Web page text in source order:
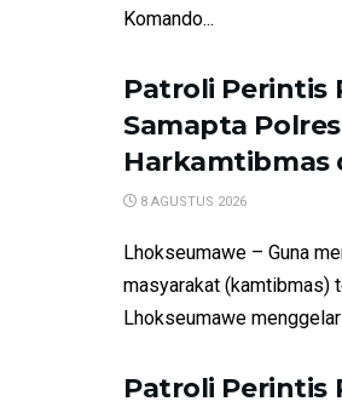
Komando...
Patroli Perintis
Samapta
Harkamtibmas
8 AGUSTUS 2026
Lhokseumawe – Guna
masyarakat (kamtibmas)
Lhokseumawe
Patroli Perintis